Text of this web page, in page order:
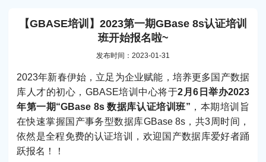
【GBASE培训】2023第一期GBase 8s认证培训
班开始报名啦~
发布时间：2023-01-31
2023年新春伊始，立足为企业赋能，培养更多国产数据
库人才的初心，GBASE培训中心将于2月6日举办2023
年第一期“GBase 8s 数据库认证培训班” ，本期培训旨
在快速掌握国产事务型数据库GBase 8s，共3周时间，
依然是全程免费的认证培训，欢迎国产数据库爱好者踊
跃报名！！